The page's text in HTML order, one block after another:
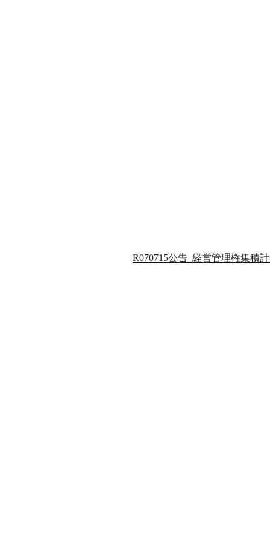
R070715公告_経営管理権集積計